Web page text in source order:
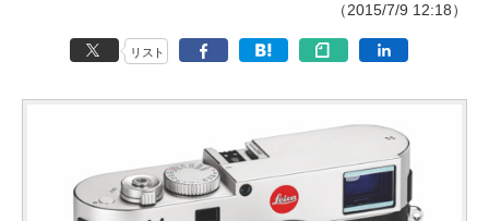
（2015/7/9 12:18）
リスト